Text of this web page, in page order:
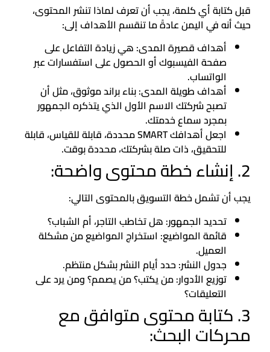
قبل كتابة أي كلمة، يجب أن تعرف لماذا تنشر المحتوى،
حيث أنه في اليمن عادةً ما تنقسم الأهداف إلى:
أهداف قصيرة المدى: هي زيادة التفاعل على
صفحة الفيسبوك أو الحصول على استفسارات عبر
الواتساب.
أهداف طويلة المدى: بناء براند موثوق، مثل أن
تصبح شركتك الاسم الأول الذي يتذكره الجمهور
بمجرد سماع خدمتك.
اجعل أهدافك SMART محددة، قابلة للقياس، قابلة
للتحقيق، ذات صلة بشركتك، محددة بوقت.
2. إنشاء خطة محتوى واضحة:
يجب أن تشمل خطة التسويق بالمحتوى التالي:
تحديد الجمهور: هل تخاطب التاجر، أم الشباب؟
قائمة المواضيع: استخراج المواضيع من مشكلة
العميل.
جدول النشر: حدد أيام النشر بشكل منتظم.
توزيع الأدوار: من يكتب؟ من يصمم؟ ومن يرد على
التعليقات؟
3. كتابة محتوى متوافق مع
محركات البحث: